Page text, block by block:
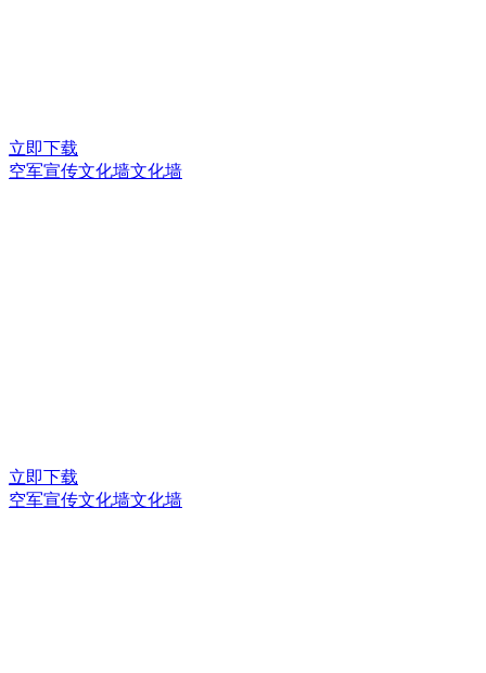
立即下载
空军宣传文化墙文化墙
立即下载
空军宣传文化墙文化墙